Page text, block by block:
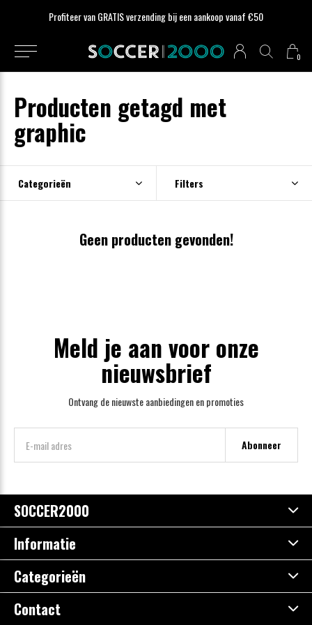
0
Profiteer van GRATIS verzending bij een aankoop vanaf €50
Producten getagd met
graphic
Categorieën Filters
Geen producten gevonden!
Meld je aan voor onze
nieuwsbrief
Ontvang de nieuwste aanbiedingen en promoties
Abonneer
SOCCER2000
Informatie
Categorieën
Contact